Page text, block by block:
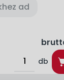
ad
db